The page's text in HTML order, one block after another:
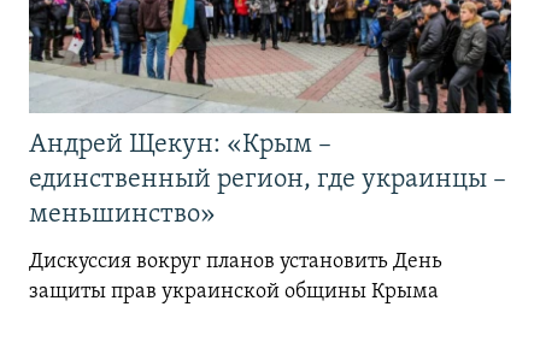
Андрей Щекун: «Крым –
единственный регион, где украинцы –
меньшинство»
Дискуссия вокруг планов установить День
защиты прав украинской общины Крыма